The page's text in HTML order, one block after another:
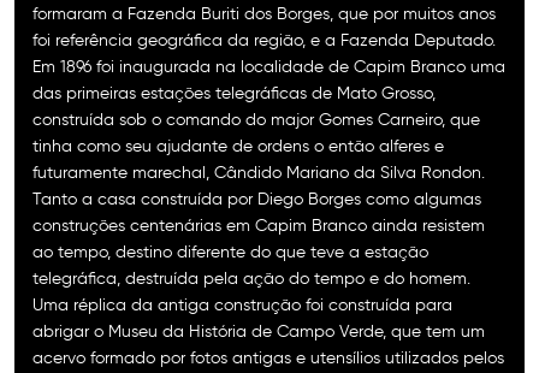
formaram a Fazenda Buriti dos Borges, que por muitos anos
foi referência geográfica da região, e a Fazenda Deputado.
Em 1896 foi inaugurada na localidade de Capim Branco uma
das primeiras estações telegráficas de Mato Grosso,
construída sob o comando do major Gomes Carneiro, que
tinha como seu ajudante de ordens o então alferes e
futuramente marechal, Cândido Mariano da Silva Rondon.
Tanto a casa construída por Diego Borges como algumas
construções centenárias em Capim Branco ainda resistem
ao tempo, destino diferente do que teve a estação
telegráfica, destruída pela ação do tempo e do homem.
Uma réplica da antiga construção foi construída para
abrigar o Museu da História de Campo Verde, que tem um
acervo formado por fotos antigas e utensílios utilizados pelos